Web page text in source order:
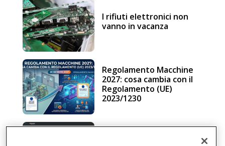
I rifiuti elettronici non
vanno in vacanza
Regolamento Macchine
2027: cosa cambia con il
Regolamento (UE)
2023/1230